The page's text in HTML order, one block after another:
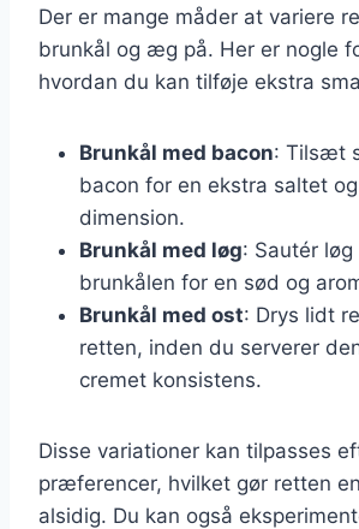
Der er mange måder at variere
brunkål og æg på. Her er nogle
hvordan du kan tilføje ekstra
Brunkål med bacon: Tilsæt
bacon for en ekstra saltet
dimension.
Brunkål med løg: Sautér
brunkålen for en sød og
Brunkål med ost: Drys lidt
retten, inden du serverer
cremet konsistens.
Disse variationer kan tilpasses
præferencer, hvilket gør retten
alsidig. Du kan også